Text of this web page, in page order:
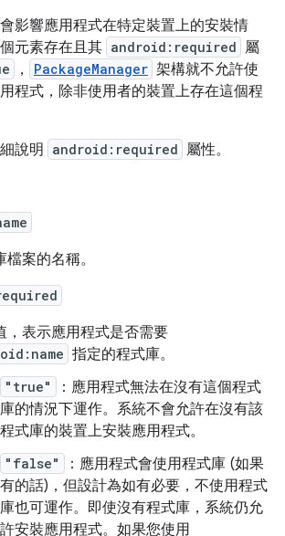
影響應用程式在特定裝置上的安裝情
元素存在且其 android:required 屬
， PackageManager 架構就不允許使
程式，除非使用者的裝置上存在這個程
說明
android:required 屬性。
檔案的名稱。
，表示應用程式是否需要
指定的程式庫。
"true"
：應用程式無法在沒有這個程式
庫的情況下運作。系統不會允許在沒有該
程式庫的裝置上安裝應用程式。
"false"
：應用程式會使用程式庫 (如果
有的話)，但設計為如有必要，不使用程式
庫也可運作。即使沒有程式庫，系統仍允
許安裝應用程式。如果您使用